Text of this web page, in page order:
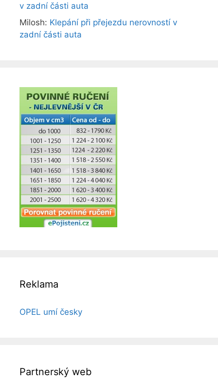
v zadní části auta
Milosh: Klepání při přejezdu nerovností v
zadní části auta
Reklama
OPEL umí česky
Partnerský web